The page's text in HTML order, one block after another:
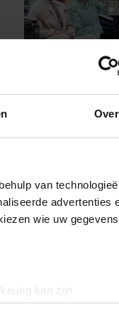
Over
van
advertenties
wie uw
kan zijn
(fingerprinting)